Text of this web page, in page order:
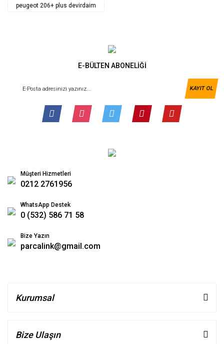
peugeot 206+ plus devirdaim
E-BÜLTEN ABONELİĞİ
KAYIT OL
Müşteri Hizmetleri
0212 2761956
WhatsApp Destek
0 (532) 586 71 58
Bize Yazın
parcalink@gmail.com
Kurumsal
Bize Ulaşın